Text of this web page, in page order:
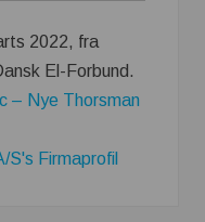
2022, fra
El-Forbund.
– Nye Thorsman
S's Firmaprofil